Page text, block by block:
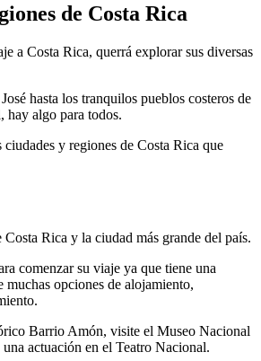
de Costa Rica
a Costa Rica, querrá explorar sus diversas
hasta los tranquilos pueblos costeros de
algo para todos.
ciudades y regiones de Costa Rica que
Costa Rica y la ciudad más grande del país.
comenzar su viaje ya que tiene una
opciones de alojamiento,
Barrio Amón, visite el Museo Nacional
actuación en el Teatro Nacional.